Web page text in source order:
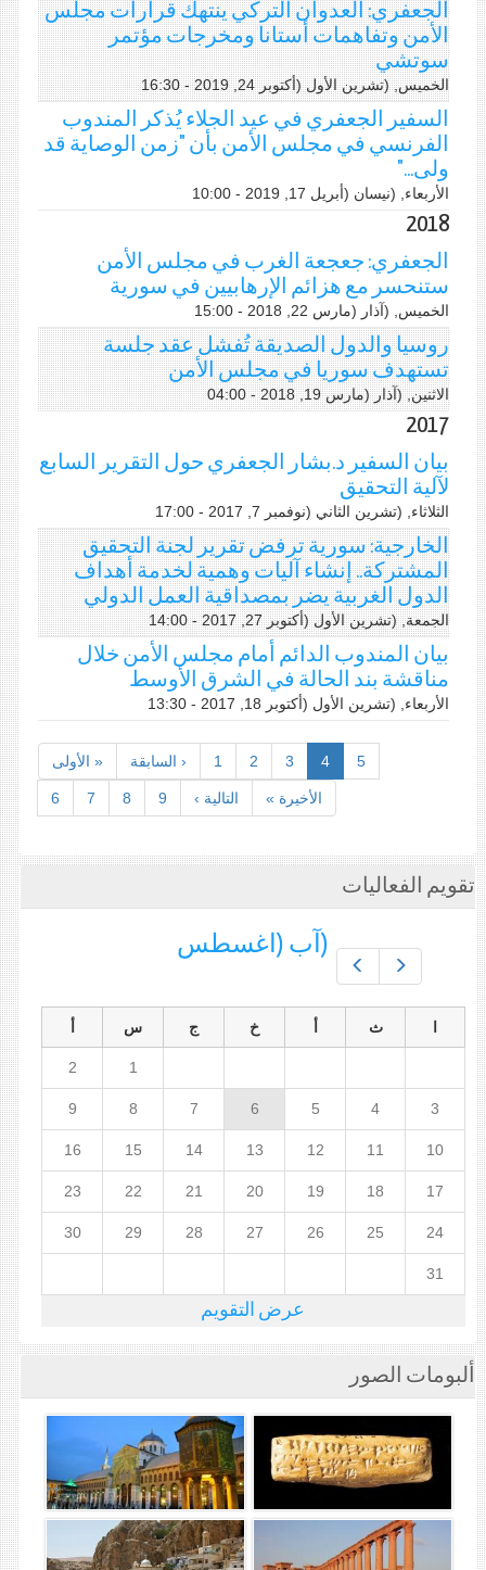
الجعفري: العدوان التركي ينتهك قرارات مجلس
الأمن وتفاهمات أستانا ومخرجات مؤتمر
سوتشي
الخميس, (تشرين اﻷول (أكتوبر 24, 2019 - 16:30
السفير الجعفري في عيد الجلاء يُذكر المندوب
الفرنسي في مجلس الأمن بأن "زمن الوصاية قد
ولى..."
الأربعاء, (نيسان (أبريل 17, 2019 - 10:00
2018
الجعفري: جعجعة الغرب في مجلس الأمن
ستنحسر مع هزائم الإرهابيين في سورية
الخميس, (آذار (مارس 22, 2018 - 15:00
روسيا والدول الصديقة تُفشل عقد جلسة
تستهدف سوريا في مجلس الأمن
الاثنين, (آذار (مارس 19, 2018 - 04:00
2017
بيان السفير د.بشار الجعفري حول التقرير السابع
لآلية التحقيق
الثلاثاء, (تشرين الثاني (نوفمبر 7, 2017 - 17:00
الخارجية: سورية ترفض تقرير لجنة التحقيق
المشتركة.. إنشاء آليات وهمية لخدمة أهداف
الدول الغربية يضر بمصداقية العمل الدولي
الجمعة, (تشرين اﻷول (أكتوبر 27, 2017 - 14:00
بيان المندوب الدائم أمام مجلس الأمن خلال
مناقشة بند الحالة في الشرق الأوسط
الأربعاء, (تشرين اﻷول (أكتوبر 18, 2017 - 13:30
« الأولى ‹ السابقة 1 2 3 4 5
6 7 8 9 التالية › الأخيرة »
تقويم الفعاليات
(آب (اغسطس
ث خ ج س
1
2
3
4
5
6
7
8
9
10
11
12
13
14
15
16
17
18
19
20
21
22
23
24
25
26
27
28
29
30
31
عرض التقويم
ألبومات الصور